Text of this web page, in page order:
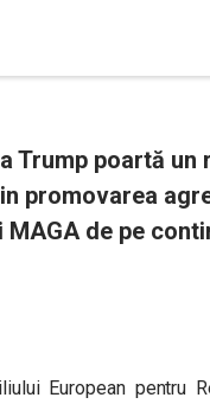
Trump poartă un
promovarea
de pe
European pentru